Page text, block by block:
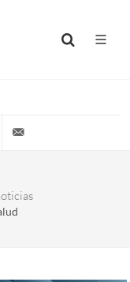
(+54)(9)3548-576073